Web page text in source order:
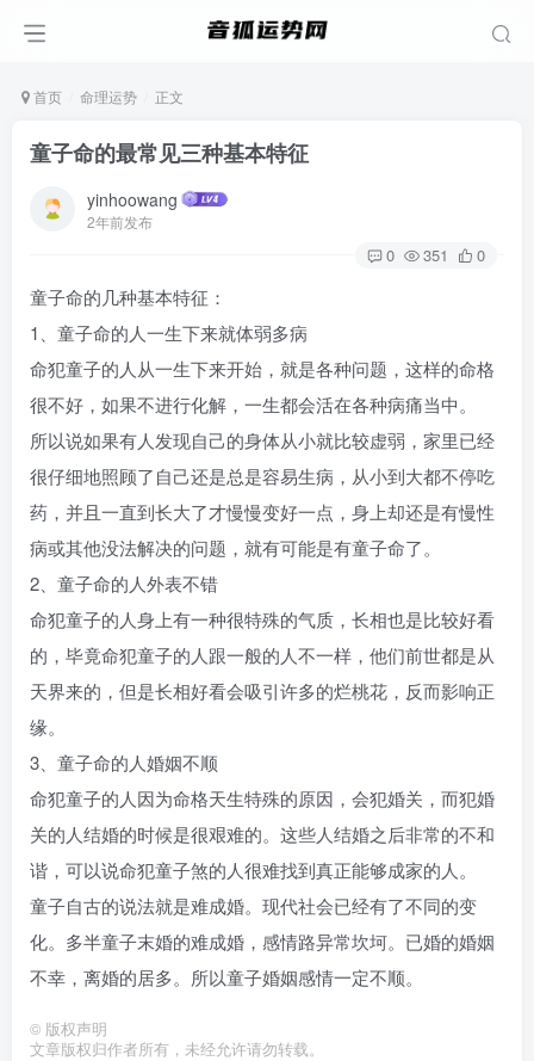
首页 命理运势 正文
童子命的最常见三种基本特征
yinhoowang
2年前发布
0 351 0
童子命的几种基本特征：
1、童子命的人一生下来就体弱多病
命犯童子的人从一生下来开始，就是各种问题，这样的命格
很不好，如果不进行化解，一生都会活在各种病痛当中。
所以说如果有人发现自己的身体从小就比较虚弱，家里已经
很仔细地照顾了自己还是总是容易生病，从小到大都不停吃
药，并且一直到长大了才慢慢变好一点，身上却还是有慢性
病或其他没法解决的问题，就有可能是有童子命了。
2、童子命的人外表不错
命犯童子的人身上有一种很特殊的气质，长相也是比较好看
的，毕竟命犯童子的人跟一般的人不一样，他们前世都是从
天界来的，但是长相好看会吸引许多的烂桃花，反而影响正
缘。
3、童子命的人婚姻不顺
命犯童子的人因为命格天生特殊的原因，会犯婚关，而犯婚
关的人结婚的时候是很艰难的。这些人结婚之后非常的不和
谐，可以说命犯童子煞的人很难找到真正能够成家的人。
童子自古的说法就是难成婚。现代社会已经有了不同的变
化。多半童子末婚的难成婚，感情路异常坎坷。已婚的婚姻
不幸，离婚的居多。所以童子婚姻感情一定不顺。
© 版权声明
文章版权归作者所有，未经允许请勿转载。